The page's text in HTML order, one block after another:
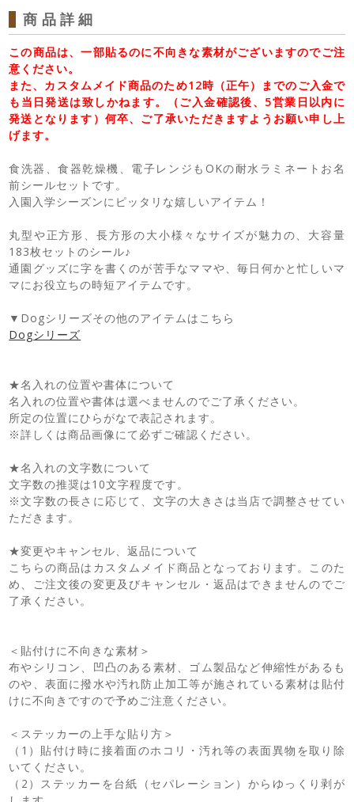
商品詳細
この商品は、一部貼るのに不向きな素材がございますのでご注
意ください。
また、カスタムメイド商品のため12時（正午）までのご入金で
も当日発送は致しかねます。（ご入金確認後、5営業日以内に
発送となります）何卒、ご了承いただきますようお願い申し上
げます。
食洗器、食器乾燥機、電子レンジもOKの耐水ラミネートお名
前シールセットです。
入園入学シーズンにピッタリな嬉しいアイテム！
丸型や正方形、長方形の大小様々なサイズが魅力の、大容量
183枚セットのシール♪
通園グッズに字を書くのが苦手なママや、毎日何かと忙しいマ
マにお役立ちの時短アイテムです。
▼Dogシリーズその他のアイテムはこちら
Dogシリーズ
★名入れの位置や書体について
名入れの位置や書体は選べませんのでご了承ください。
所定の位置にひらがなで表記されます。
※詳しくは商品画像にて必ずご確認ください。
★名入れの文字数について
文字数の推奨は10文字程度です。
※文字数の長さに応じて、文字の大きさは当店で調整させてい
ただきます。
★変更やキャンセル、返品について
こちらの商品はカスタムメイド商品となっております。このた
め、ご注文後の変更及びキャンセル・返品はできませんのでご
了承ください。
＜貼付けに不向きな素材＞
布やシリコン、凹凸のある素材、ゴム製品など伸縮性があるも
のや、表面に撥水や汚れ防止加工等が施されている素材は貼付
けに不向きですので予めご注意ください。
＜ステッカーの上手な貼り方＞
（1）貼付け時に接着面のホコリ・汚れ等の表面異物を取り除
いてください。
（2）ステッカーを台紙（セパレーション）からゆっくり剥が